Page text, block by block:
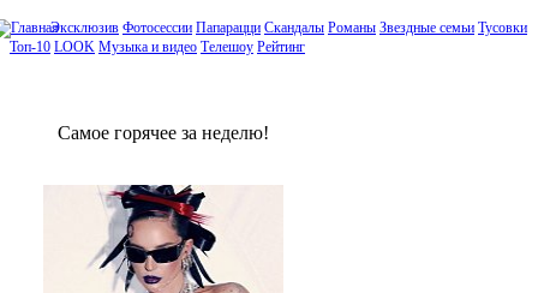
Эксклюзив Фотосессии Папарацци Скандалы Романы Звездные семьи Тусовки
Топ-10 LOOK Музыка и видео Телешоу Рейтинг
Сaмое гoрячее за неделю!